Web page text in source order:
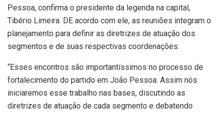
Pessoa, confirma o presidente da legenda na capital,
Tibério Limeira. DE acordo com ele, as reuniões integram o
planejamento para definir as diretrizes de atuação dos
segmentos e de suas respectivas coordenações.
“Esses encontros são importantíssimos no processo de
fortalecimento do partido em João Pessoa. Assim nós
iniciaremos esse trabalho nas bases, discutindo as
diretrizes de atuação de cada segmento e debatendo